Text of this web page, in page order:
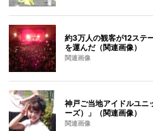
約3万人の観客が12ステ
を運んだ（関連画像）
関連画像
神戸ご当地アイドルユニ
ーズ）」（関連画像）
関連画像